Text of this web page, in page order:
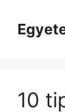
tartalomba
10